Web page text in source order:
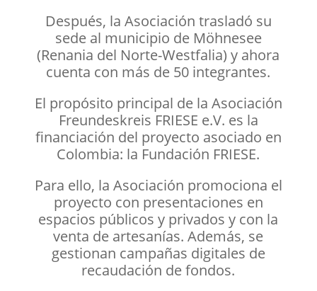
Después, la Asociación trasladó su
sede al municipio de Möhnesee
(Renania del Norte-Westfalia) y ahora
cuenta con más de 50 integrantes.
El propósito principal de la Asociación
Freundeskreis FRIESE e.V. es la
financiación del proyecto asociado en
Colombia: la Fundación FRIESE.
Para ello, la Asociación promociona el
proyecto con presentaciones en
espacios públicos y privados y con la
venta de artesanías. Además, se
gestionan campañas digitales de
recaudación de fondos.